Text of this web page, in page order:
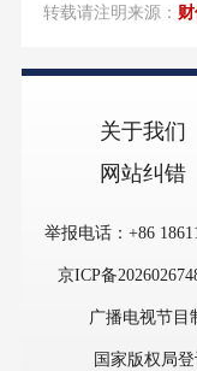
转载请注明来源：
关于我们
网站纠错
举报电话：+86
京ICP备
广播电视节目
国家版权局